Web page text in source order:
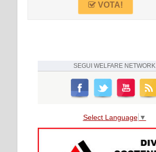
VOTA!
SEGUI WELFARE NETWORK
Select Language ▼